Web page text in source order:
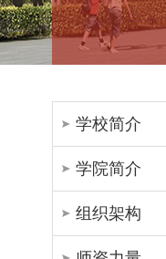
学校简介
学院简介
组织架构